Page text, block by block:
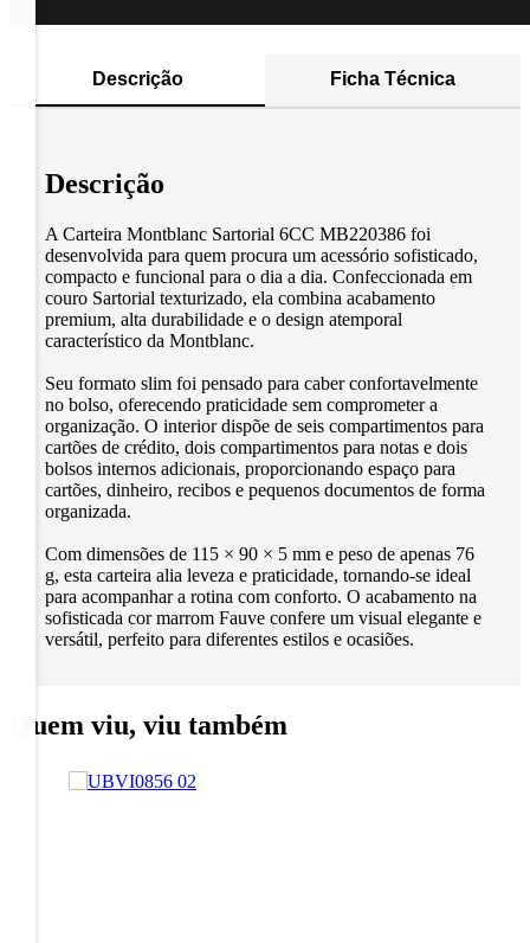
Descrição Ficha Técnica
Descrição
A Carteira Montblanc Sartorial 6CC MB220386 foi
desenvolvida para quem procura um acessório sofisticado,
compacto e funcional para o dia a dia. Confeccionada em
couro Sartorial texturizado, ela combina acabamento
premium, alta durabilidade e o design atemporal
característico da Montblanc.
Seu formato slim foi pensado para caber confortavelmente
no bolso, oferecendo praticidade sem comprometer a
organização. O interior dispõe de seis compartimentos para
cartões de crédito, dois compartimentos para notas e dois
bolsos internos adicionais, proporcionando espaço para
cartões, dinheiro, recibos e pequenos documentos de forma
organizada.
Com dimensões de 115 × 90 × 5 mm e peso de apenas 76
g, esta carteira alia leveza e praticidade, tornando-se ideal
para acompanhar a rotina com conforto. O acabamento na
sofisticada cor marrom Fauve confere um visual elegante e
versátil, perfeito para diferentes estilos e ocasiões.
Quem viu, viu também